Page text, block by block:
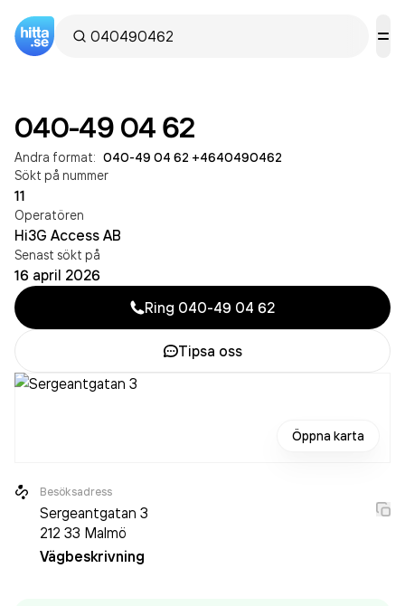
040-49 04 62
Andra format: 040-49 04 62 +4640490462
Sökt på nummer
11
Operatören
Hi3G Access AB
Senast sökt på
16 april 2026
Ring 040-49 04 62
Tipsa oss
Öppna karta
Besöksadress
Sergeantgatan 3
212 33 Malmö
Vägbeskrivning